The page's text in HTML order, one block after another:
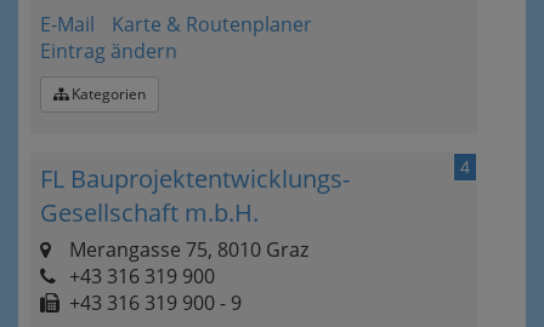
E-Mail
Karte & Routenplaner
Eintrag ändern
Kategorien
4
FL Bauprojektentwicklungs-
Gesellschaft m.b.H.
Merangasse 75, 8010 Graz
+43 316 319 900
+43 316 319 900 - 9